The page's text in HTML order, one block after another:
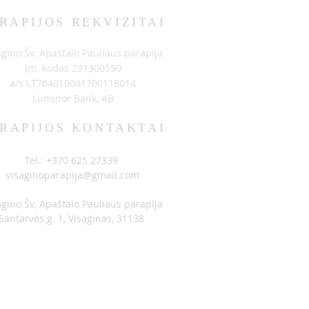
REKVIZITAI
Šv. Apaštalo Pauliaus parapija
Įm. kodas 291300550
a/s LT764010041700118014
Luminor Bank, AB
KONTAKTAI
Tel.: +370 625 27339
visaginoparapija@gmail.com
Šv. Apaštalo Pauliaus parapija
Santarvės g. 1, Visaginas, 31138